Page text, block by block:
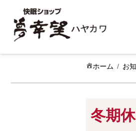
ホーム お
冬期